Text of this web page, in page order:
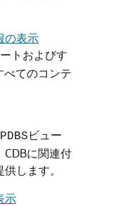
の表示
トおよびす
べてのコンテ
ビュー
CDBに関連付
します。
示